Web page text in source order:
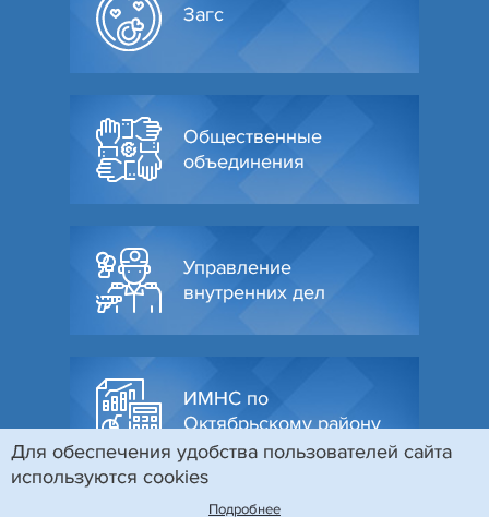
Загс
Общественные
объединения
Управление
внутренних дел
ИМНС по
Октябрьскому району
Для обеспечения удобства пользователей сайта
используются cookies
Подробнее